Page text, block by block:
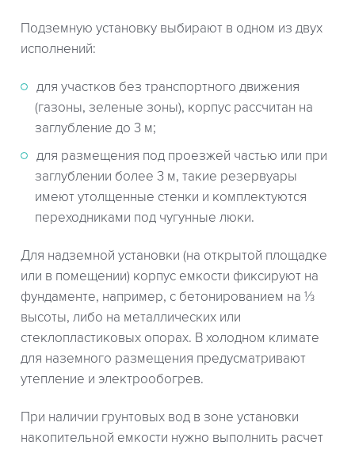
Подземную установку выбирают в одном из двух
исполнений:
для участков без транспортного движения
(газоны, зеленые зоны), корпус рассчитан на
заглубление до 3 м;
для размещения под проезжей частью или при
заглублении более 3 м, такие резервуары
имеют утолщенные стенки и комплектуются
переходниками под чугунные люки.
Для надземной установки (на открытой площадке
или в помещении) корпус емкости фиксируют на
фундаменте, например, с бетонированием на ⅓
высоты, либо на металлических или
стеклопластиковых опорах. В холодном климате
для наземного размещения предусматривают
утепление и электрообогрев.
При наличии грунтовых вод в зоне установки
накопительной емкости нужно выполнить расчет